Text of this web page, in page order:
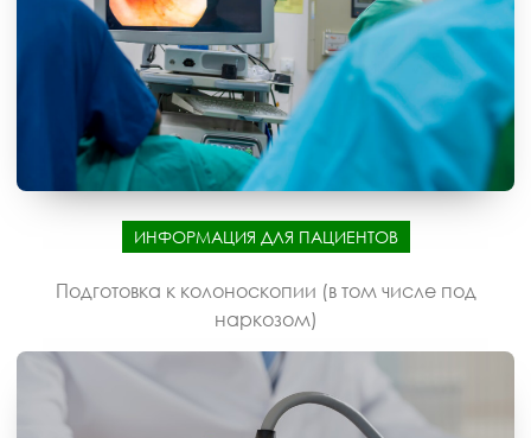
ИНФОРМАЦИЯ ДЛЯ ПАЦИЕНТОВ
Подготовка к колоноскопии (в том числе под
наркозом)